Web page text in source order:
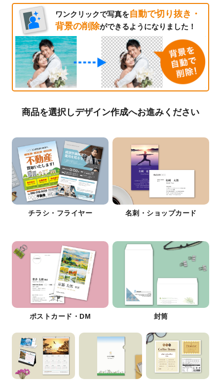
ワンクリックで写真を自動で切り抜き・
背景の削除ができるようになりました！
商品を選択しデザイン作成へお進みください
チラシ・フライヤー 名刺・ショップカード
ポストカード・DM 封筒